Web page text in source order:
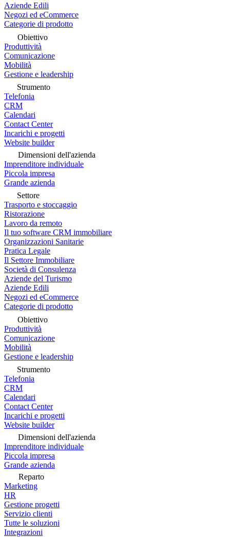
Aziende Edili
Negozi ed eCommerce
Categorie di prodotto
Obiettivo
Produttività
Comunicazione
Mobilità
Gestione e leadership
Strumento
Telefonia
CRM
Calendari
Contact Center
Incarichi e progetti
Website builder
Dimensioni dell'azienda
Imprenditore individuale
Piccola impresa
Grande azienda
Settore
Trasporto e stoccaggio
Ristorazione
Lavoro da remoto
Il tuo software CRM immobiliare
Organizzazioni Sanitarie
Pratica Legale
Il Settore Immobiliare
Società di Consulenza
Aziende del Turismo
Aziende Edili
Negozi ed eCommerce
Categorie di prodotto
Obiettivo
Produttività
Comunicazione
Mobilità
Gestione e leadership
Strumento
Telefonia
CRM
Calendari
Contact Center
Incarichi e progetti
Website builder
Dimensioni dell'azienda
Imprenditore individuale
Piccola impresa
Grande azienda
Reparto
Marketing
HR
Gestione progetti
Servizio clienti
Tutte le soluzioni
Integrazioni